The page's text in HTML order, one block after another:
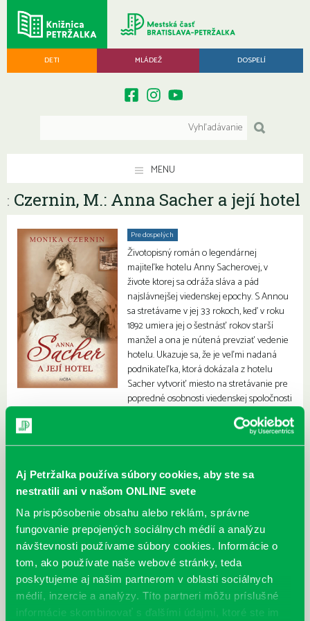
Aj Petržalka používa súbory cookies, aby ste sa
nestratili ani v našom ONLINE svete
Na prispôsobenie obsahu alebo reklám, správne
fungovanie prepojených sociálnych médií a analýzu
návštevnosti používame súbory cookies. Informácie o
tom, ako používate naše webové stránky, teda
poskytujeme aj našim partnerom v oblasti sociálnych
médií, inzercie a analýzy. Títo partneri môžu príslušné
informácie skombinovať s ďalšími údajmi, ktoré ste im
DETI MLÁDEŽ DOSPELÍ
MENU
: Czernin, M.: Anna Sacher a její hotel
Pre dospelých
Životopisný román o legendárnej
majiteľke hotelu Anny Sacherovej, v
živote ktorej sa odráža sláva a pád
najslávnejšej viedenskej epochy. S Annou
sa stretávame v jej 33 rokoch, keď v roku
1892 umiera jej o šestnásť rokov starší
manžel a ona je nútená prevziať vedenie
hotelu. Ukazuje sa, že je veľmi nadaná
podnikateľka, ktorá dokázala z hotelu
Sacher vytvoriť miesto na stretávanie pre
popredné osobnosti viedenskej spoločnosti